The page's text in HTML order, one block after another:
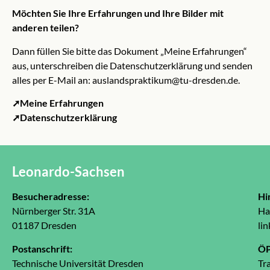
Möchten Sie Ihre Erfahrungen und Ihre Bilder mit
anderen teilen?
Dann füllen Sie bitte das Dokument „Meine Erfahrungen“
aus, unterschreiben die Datenschutzerklärung und senden
alles per E-Mail an: auslandspraktikum@tu-dresden.de
➚Meine Erfahrungen
➚Datenschutzerklärung
Leonardo-Sachsen
Besucheradresse:
Nürnberger Str. 31A
01187 Dresden
Postanschrift:
Technische Universität Dresden